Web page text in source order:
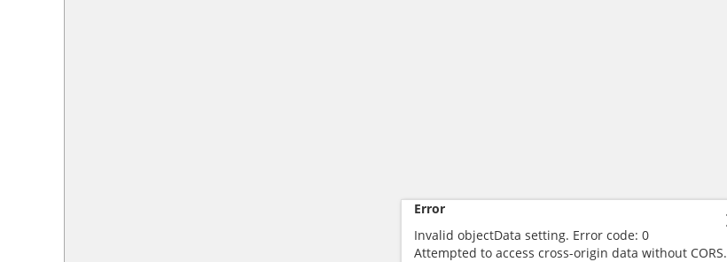
Error
Invalid objectData setting. Error code: 0
Attempted to access cross-origin data without CORS.